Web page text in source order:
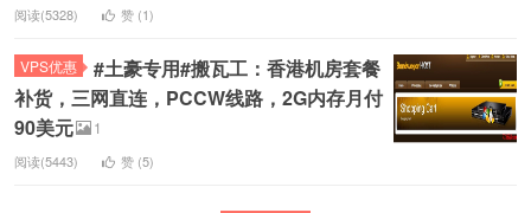
阅读(5328) 赞 (1)
VPS优惠
#土豪专用#搬瓦工：香港机房套餐
补货，三网直连，PCCW线路，2G内存月付
90美元
1
阅读(5443) 赞 (5)